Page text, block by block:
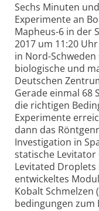
Sechs Minuten
Experimente an
Mapheus-6 in der
2017 um 11:20
in Nord-
bio­logische und
Deutschen
Gerade einmal 68
die richtigen
Expe­rimente
dann das
Inves­tigation in
statische Levi­tator
Levitated
entwickeltes
Kobalt
bedingungen zum